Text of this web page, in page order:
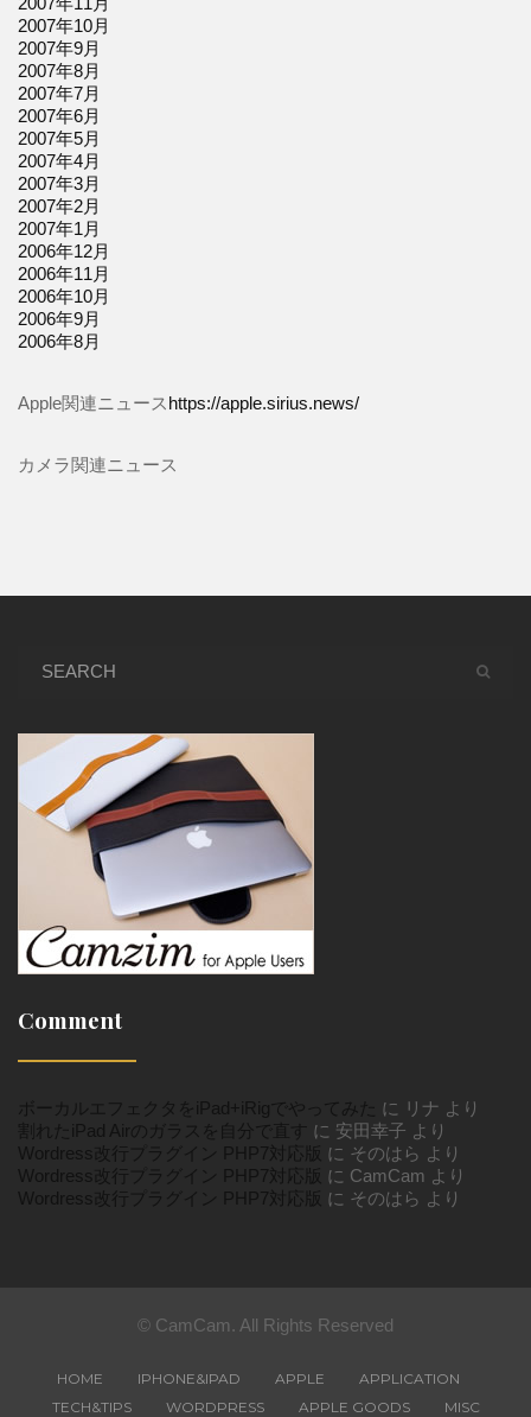
2007年10月
2007年9月
2007年8月
2007年7月
2007年6月
2007年5月
2007年4月
2007年3月
2007年2月
2007年1月
2006年12月
2006年11月
2006年10月
2006年9月
2006年8月
Apple関連ニュースhttps://apple.sirius.news/
カメラ関連ニュース
Comment
ボーカルエフェクタをiPad+iRigでやってみた に リナ より
割れたiPad Airのガラスを自分で直す
に 安田幸子 より
Wordress改行プラグイン PHP7対応版 に そのはら より
Wordress改行プラグイン PHP7対応版 に CamCam より
Wordress改行プラグイン PHP7対応版 に そのはら より
© CamCam. All Rights Reserved
HOME IPHONE&IPAD APPLE
APPLICATION
TECH&TIPS
WORDPRESS APPLE GOODS MISC